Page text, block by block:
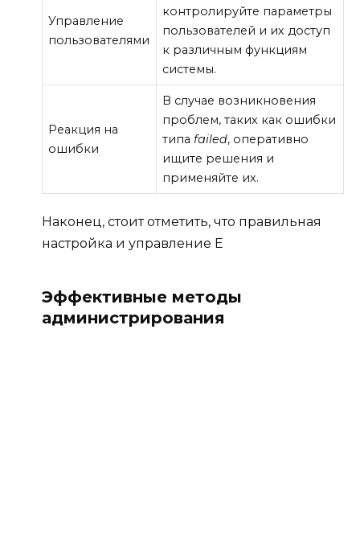
Управление
пользователями
контролируйте параметры
пользователей и их доступ
к различным функциям
системы.
Реакция на
ошибки
В случае возникновения
проблем, таких как ошибки
типа fаiled, оперативно
ищите решения и
применяйте их.
Наконец, стоит отметить, что правильная
настройка и управление E
Эффективные методы
администрирования